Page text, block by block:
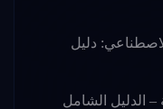
دليل
الدليل الشامل